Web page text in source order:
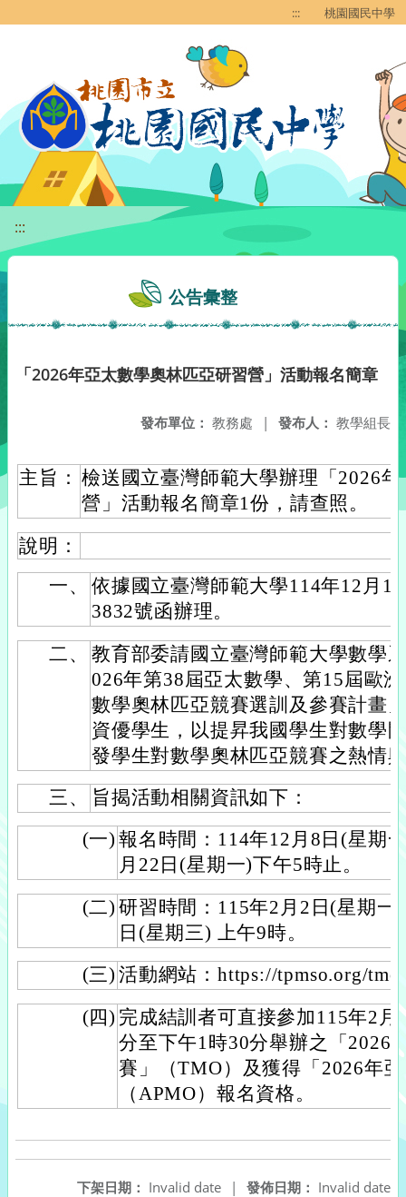
::: 桃園國民中學
:::
公告彙整
「2026年亞太數學奧林匹亞研習營」活動報名簡章
發布人： 教學組長
發布單位： 教務處 |
主旨： 檢送國立臺灣師範大學辦理「2026
營」活動報名簡章1份，請查照。
說明：
一、
依據國立臺灣師範大學114年12月1
3832號函辦理。
二、
教育部委請國立臺灣師範大學數學
026年第38屆亞太數學、第15屆歐
數學奧林匹亞競賽選訓及參賽計畫
資優學生，以提昇我國學生對數學
發學生對數學奧林匹亞競賽之熱情
三、
旨揭活動相關資訊如下：
(一) 報名時間：114年12月8日(星期
月22日(星期一)下午5時止。
(二) 研習時間：115年2月2日(星期一
日(星期三) 上午9時。
(三) 活動網站：https://tpmso.org/
(四) 完成結訓者可直接參加115年2
分至下午1時30分舉辦之「2026
賽」（TMO）及獲得「2026年
（APMO）報名資格。
發佈日期： Invalid date
下架日期： Invalid date
|